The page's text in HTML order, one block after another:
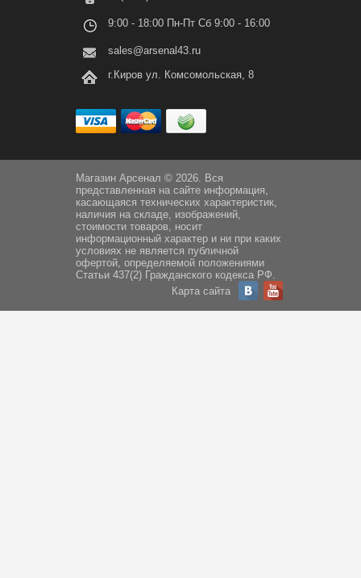
9:00 - 18:00 Пн-Пт Сб 9:00 - 16:00
sales@arsenal43.ru
г.Киров ул. Комсомольская, 8
Магазин Арсенал © 2026. Вся
представленная на сайте информация,
касающаяся технических характеристик,
наличия на складе, изображений,
стоимости товаров, носит
информационный характер и ни при каких
условиях не является публичной
офертой, определяемой положениями
Статьи 437(2) Гражданского кодекса РФ.
Карта сайта